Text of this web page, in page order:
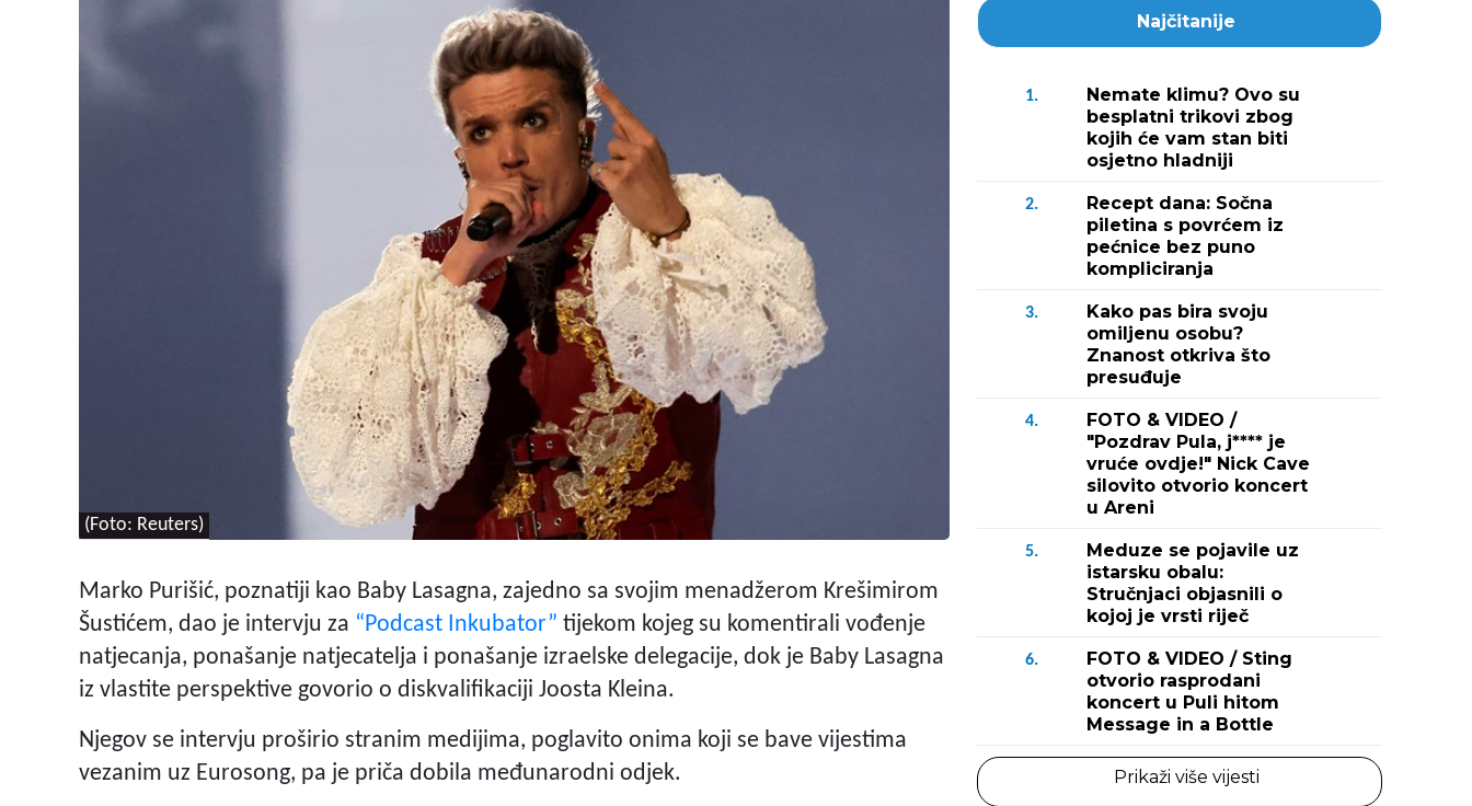
(Foto: Reuters)
Marko Purišić, poznatiji kao Baby Lasagna, zajedno sa svojim menadžerom Krešimirom
Šustićem, dao je intervju za “Podcast Inkubator” tijekom kojeg su komentirali vođenje
natjecanja, ponašanje natjecatelja i ponašanje izraelske delegacije, dok je Baby Lasagna
iz vlastite perspektive govorio o diskvalifikaciji Joosta Kleina.
Njegov se intervju proširio stranim medijima, poglavito onima koji se bave vijestima
vezanim uz Eurosong, pa je priča dobila međunarodni odjek.
Najčitanije
1.
Nemate klimu? Ovo su
besplatni trikovi zbog
kojih će vam stan biti
osjetno hladniji
2.
Recept dana: Sočna
piletina s povrćem iz
pećnice bez puno
kompliciranja
3.
Kako pas bira svoju
omiljenu osobu?
Znanost otkriva što
presuđuje
4.
FOTO & VIDEO /
"Pozdrav Pula, j**** je
vruće ovdje!" Nick Cave
silovito otvorio koncert
u Areni
5.
Meduze se pojavile uz
istarsku obalu:
Stručnjaci objasnili o
kojoj je vrsti riječ
6.
FOTO & VIDEO / Sting
otvorio rasprodani
koncert u Puli hitom
Message in a Bottle
Prikaži više vijesti